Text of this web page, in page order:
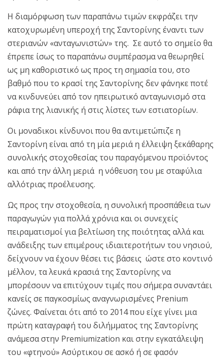
Η διαμόρφωση των παραπάνω τιμών εκφράζει την
κατοχυρωμένη υπεροχή της Σαντορίνης έναντι των
στεριανών «ανταγωνιστών» της. Σε αυτό το σημείο θα
έπρεπε ίσως το παραπάνω συμπέρασμα να θεωρηθεί
ως μη καθοριστικό ως προς τη σημασία του, στο
βαθμό που το κρασί της Σαντορίνης δεν φάνηκε ποτέ
να κινδυνεύει από τον ηπειρωτικό ανταγωνισμό στα
ράφια της λιανικής ή στις λίστες των εστιατορίων.
Οι μοναδικοι κίνδυνοι που θα αντιμετώπιζε η
Σαντορίνη είναι από τη μία μεριά η έλλειψη ξεκάθαρης
συνολικής στοχοθεσίας του παραγόμενου προϊόντος
και από την άλλη μεριά η νόθευση του με σταφύλια
αλλότριας προέλευσης.
Ως προς την στοχοθεσία, η συνολική προσπάθεια των
παραγωγών για πολλά χρόνια και οι συνεχείς
πειραματισμοί για βελτίωση της ποιότητας αλλά και
ανάδειξης των επιμέρους ιδιαιτεροτήτων του νησιού,
δείχνουν να έχουν θέσει τις βάσεις ώστε στο κοντινό
μέλλον, τα λευκά κρασιά της Σαντορίνης να
μπορέσουν να επιτύχουν τιμές που σήμερα συναντάει
κανείς σε παγκοσμίως αναγνωρισμένες Prenium
ζώνες. Φαίνεται ότι από το 2014 που είχε γίνει μια
πρώτη καταγραφή του διλήμματος της Σαντορίνης
ανάμεσα στην Premiumization και στην εγκατάλειψη
του «φτηνού» Ασύρτικου σε ασκό ή σε φασόν